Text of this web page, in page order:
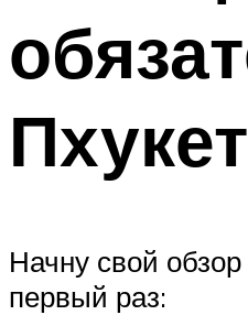
Начну свой
первый раз: